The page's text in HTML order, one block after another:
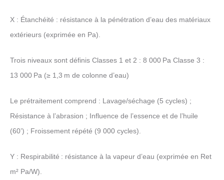
X : Étanchéité : résistance à la pénétration d’eau des matériaux
extérieurs (exprimée en Pa).
Trois niveaux sont définis Classes 1 et 2 : 8 000 Pa Classe 3 :
13 000 Pa (≥ 1,3 m de colonne d’eau)
Le prétraitement comprend : Lavage/séchage (5 cycles) ;
Résistance à l’abrasion ; Influence de l’essence et de l’huile
(60’) ; Froissement répété (9 000 cycles).
Y : Respirabilité : résistance à la vapeur d’eau (exprimée en Ret
m² Pa/W).